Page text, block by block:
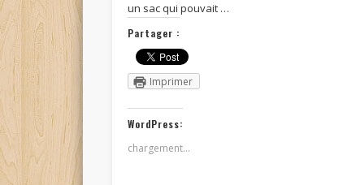
un sac qui pouvait …
Partager :
Imprimer
WordPress:
chargement…